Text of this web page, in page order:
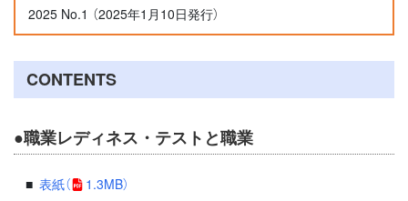
2025 No.1 （2025年1月10日発行）
CONTENTS
●職業レディネス・テストと職業
表紙（
1.3MB）